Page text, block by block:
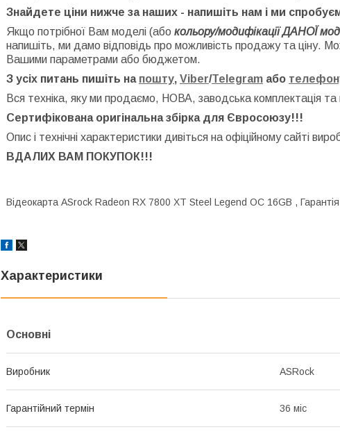
Знайдете ціни нижче за наших - напишіть нам і ми
Якщо потрібної Вам моделі (або кольору/модифікації ДАНОЇ
напишіть, ми дамо відповідь про можливість продажу та ціну.
Вашими параметрами або бюджетом.
З усіх питань пишіть на пошту, Viber/Telegram або
Вся техніка, яку ми продаємо, НОВА, заводська комплектація та
Сертифікована оригінальна збірка для Євросоюзу!!!
Опис і технічні характеристики дивіться на офіційному сайті
ВДАЛИХ ВАМ ПОКУПОК!!!
Відеокарта ASrock Radeon RX 7800 XT Steel Legend OC 16GB , Гарантія
Характеристики
Основні
Виробник ASRock
Гарантійний термін 36 міс